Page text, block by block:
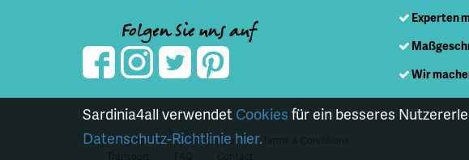
Folgen Sie uns auf
Experten
Wir
© 2021 Sardinia4all Disclaimer
Sardinia4all verwendet Cookies für ein besseres
Datenschutz-Richtlinie hier.